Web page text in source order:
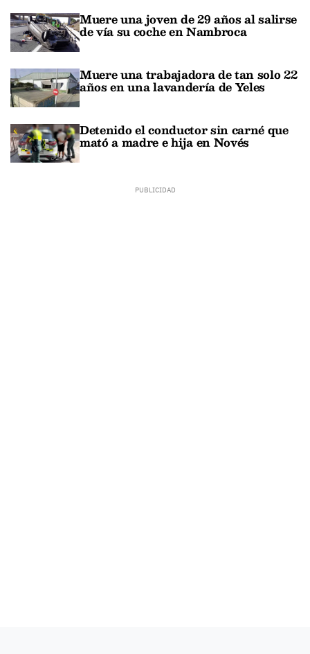
Muere una joven de 29 años al salirse
de vía su coche en Nambroca
Muere una trabajadora de tan solo 22
años en una lavandería de Yeles
Detenido el conductor sin carné que
mató a madre e hija en Novés